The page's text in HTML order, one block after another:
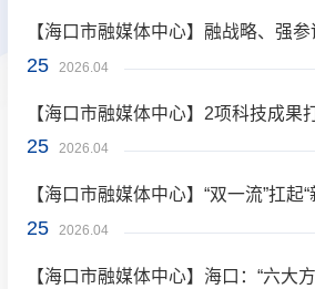
25 2026.04
25 2026.04
25 2026.04